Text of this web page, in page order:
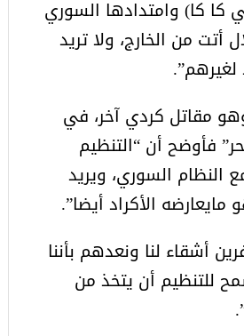
كا) وامتدادها السوري
من الخارج، ولا تريد
لغيرهم”.
مقاتل كردي آخر، في
فأوضح أن “التنظيم
النظام السوري، ويريد
الأكراد أيضا”.
أشقاء لنا ونعدهم بأننا
للتنظيم أن يتخذ من